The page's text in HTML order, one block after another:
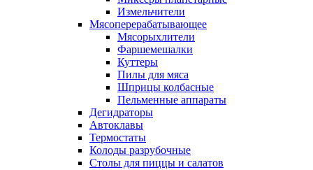
Измельчители
Мясоперерабатывающее
Мясорыхлители
Фаршемешалки
Куттеры
Пилы для мяса
Шприцы колбасные
Пельменные аппараты
Дегидраторы
Автоклавы
Термостаты
Колоды разрубочные
Столы для пиццы и салатов